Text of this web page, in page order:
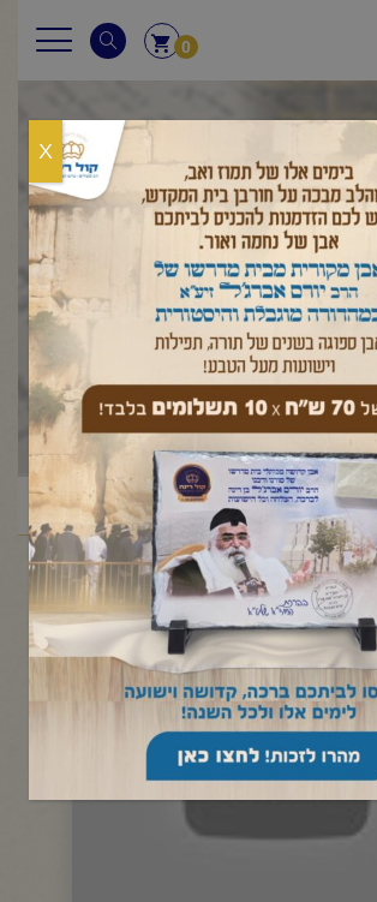
0
העיניים
ותניא יומי
/בגובה העיניים הלכה ותניא יומי
X